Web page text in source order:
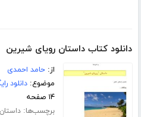
دانلود کتاب داستان رویای شیرین
از:حامد احمدی
موضوع:دانلود
۱۴ صفحه
برچسب‌ها:داستان